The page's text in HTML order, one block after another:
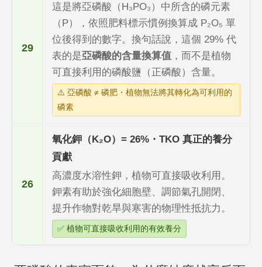
29
這是將亞磷酸（H₃PO₃）中所含的磷元素
（P），依照肥料標示慣例換算成 P₂O₅ 單
位後得到的數字。換句話說，這個 29% 代
表的是亞磷酸的含量換算值 ，而不是植物
可直接利用的磷酸鹽（正磷酸）含量。
⚠️ 亞磷酸 ≠ 磷肥・植物無法將其轉化為可利用的
磷素
26
氧化鉀（K₂O）= 26%・TKO 真正的養分
貢獻
高濃度水溶性鉀，植物可直接吸收利用。
鉀素有助於強化細胞壁、調節氣孔開閉、
提升作物對乾旱與寒害的物理性抵抗力。
✅ 植物可直接吸收利用的有效養分